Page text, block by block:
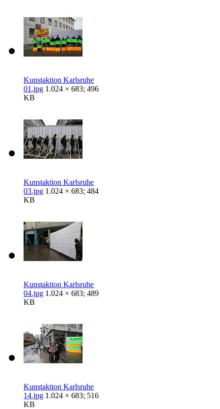
Kunstaktion Karlsruhe
01.jpg 1.024 × 683; 496
KB
Kunstaktion Karlsruhe
03.jpg 1.024 × 683; 484
KB
Kunstaktion Karlsruhe
04.jpg 1.024 × 683; 489
KB
Kunstaktion Karlsruhe
14.jpg 1.024 × 683; 516
KB